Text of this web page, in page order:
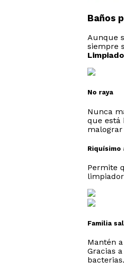
Baños
Aunque
siempre
No raya
Nunca
que está
Riquísimo
Permite
Familia
Mantén
Gracias
bacterias.